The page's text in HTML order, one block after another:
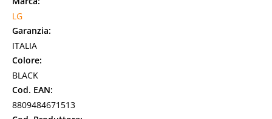
LG
Garanzia:
ITALIA
Colore:
BLACK
Cod. EAN:
8809484671513